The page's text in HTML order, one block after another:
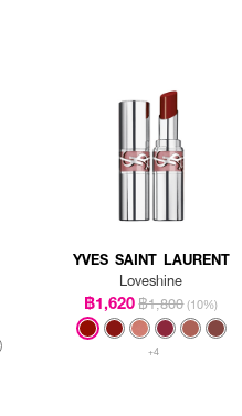
YVES SAINT LAURENT
Loveshine
฿1,620฿1,800 (10%)
+4